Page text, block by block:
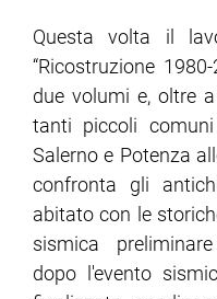
Questa volta il
“Ricostruzione
due volumi e, oltre
tanti piccoli
Salerno e Potenza
confronta gli
abitato con le
sismica
dopo l'evento